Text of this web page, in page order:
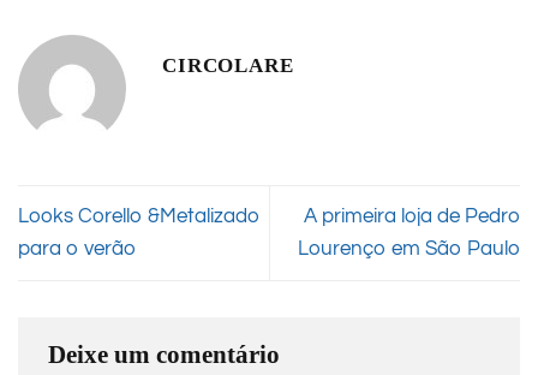
CIRCOLARE
Looks Corello &Metalizado
para o verão
A primeira loja de Pedro
Lourenço em São Paulo
Deixe um comentário